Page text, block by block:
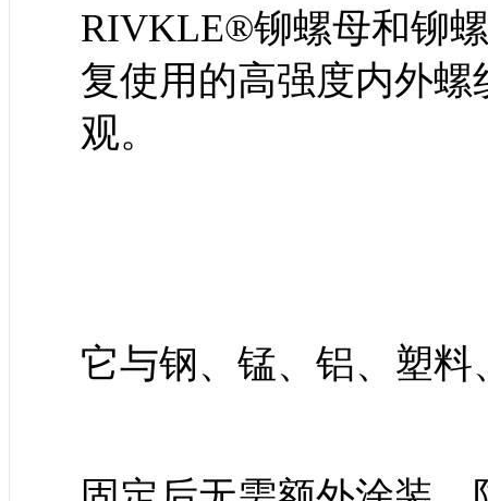
RIVKLE®铆螺母和铆
复使用的高强度内外
观。
它与钢、锰、铝、塑